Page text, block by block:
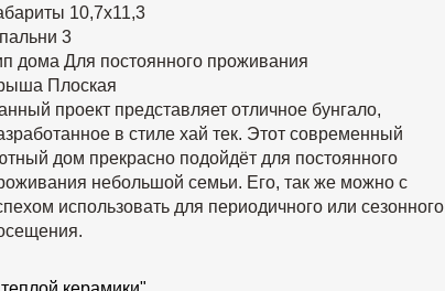
10,7х11,3
3
дома Для постоянного проживания
Плоская
проект представляет отличное бунгало,
в стиле хай тек. Этот современный
дом прекрасно подойдёт для постоянного
небольшой семьи. Его, так же можно с
использовать для периодичного или сезонного